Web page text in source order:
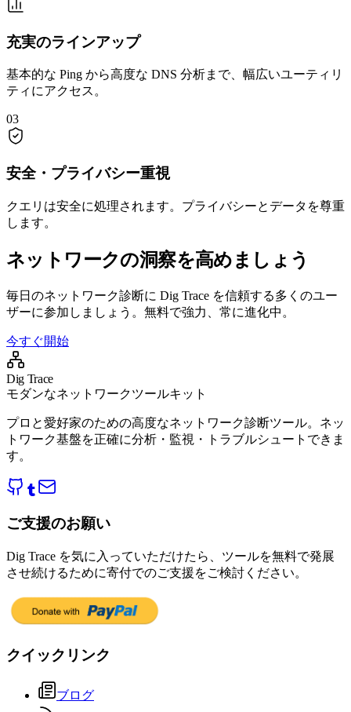
充実のラインアップ
基本的な Ping から高度な DNS 分析まで、幅広いユーティリ
ティにアクセス。
03
安全・プライバシー重視
クエリは安全に処理されます。プライバシーとデータを尊重
します。
ネットワークの洞察を高めましょう
毎日のネットワーク診断に Dig Trace を信頼する多くのユー
ザーに参加しましょう。無料で強力、常に進化中。
今すぐ開始
Dig Trace
モダンなネットワークツールキット
プロと愛好家のための高度なネットワーク診断ツール。ネッ
トワーク基盤を正確に分析・監視・トラブルシュートできま
す。
ご支援のお願い
Dig Trace を気に入っていただけたら、ツールを無料で発展
させ続けるために寄付でのご支援をご検討ください。
クイックリンク
ブログ